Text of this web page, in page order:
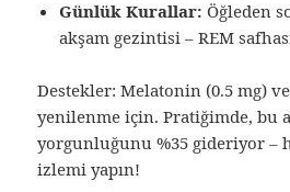
Günlük Kurallar: Öğleden
akşam gezintisi – REM
Destekler: Melatonin (0.5 mg)
yenilenme için. Pratiğimde, bu
yorgunluğunu %35 gideriyor –
izlemi yapın!